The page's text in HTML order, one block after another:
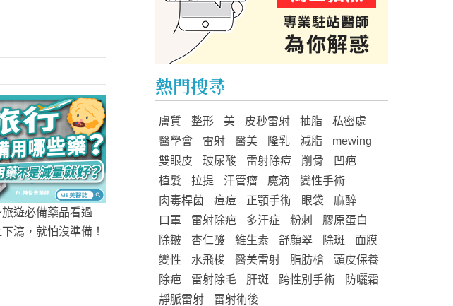
遊必備藥品看過
瀉，就怕沒準備！
熱門搜尋
膚質 整形 美 皮秒雷射 抽脂
私密處
醫學會
雷射 醫美 隆乳 減脂
mewing
雙眼皮
玻尿酸 雷射除痘 削骨
凹疤
植髮
拉提 汗管瘤 魔滴
變性手術
肉毒桿菌
痘痘 正顎手術 眼袋
麻醉
口罩
雷射除疤 多汗症 粉刺
膠原蛋白
除皺
杏仁酸 維生素 舒顏翠 除斑
面膜
變性
水飛梭 醫美雷射 脂肪槍
頭皮保養
除疤
雷射除毛 肝斑 跨性別手術
防曬霜
靜脈雷射
雷射術後